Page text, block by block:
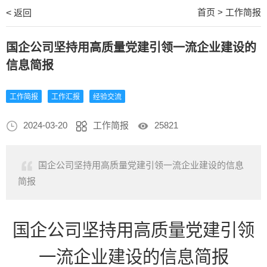
< 返回 首页 > 工作简报
国企公司坚持用高质量党建引领一流企业建设的
信息简报
工作简报 工作汇报 经验交流
2024-03-20 工作简报 25821
国企公司坚持用高质量党建引领一流企业建设的信息
简报
国企公司坚持用高质量党建引领
一流企业建设的信息简报